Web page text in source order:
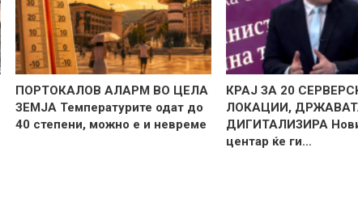
ПОРТОКАЛОВ АЛАРМ ВО ЦЕЛА
ЗЕМЈА Температурите одат до
40 степени, можно е и невреме
КРАЈ ЗА 20
ЛОКАЦИИ,
ДИГИТАЛИЗИРА
центар ќе ги…